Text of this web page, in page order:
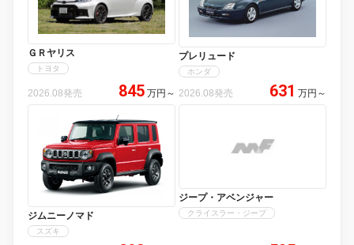
ＧＲヤリス
トヨタ
2026.08発売 845 万円 ～
プレリュード
ホンダ
2026.08発売 631 万円 ～
ジムニーノマド
スズキ
ジープ・アベンジャー
クライスラー・ジープ